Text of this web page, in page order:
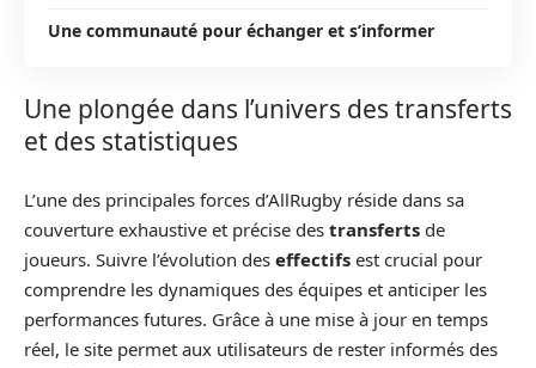
Une communauté pour échanger et s’informer
Une plongée dans l’univers des transferts
et des statistiques
L’une des principales forces d’AllRugby réside dans sa
couverture exhaustive et précise des transferts de
joueurs. Suivre l’évolution des effectifs est crucial pour
comprendre les dynamiques des équipes et anticiper les
performances futures. Grâce à une mise à jour en temps
réel, le site permet aux utilisateurs de rester informés des